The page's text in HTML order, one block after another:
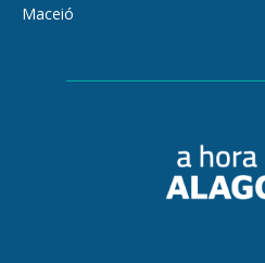
Maceió